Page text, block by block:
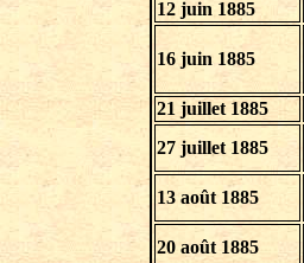
12 juin 1885
16 juin 1885
21 juillet 1885
27 juillet 1885
13 août 1885
20 août 1885